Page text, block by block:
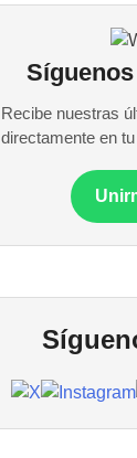
Recibe nuestras
directamente en